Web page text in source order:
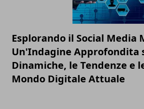
Esplorando il Social Media
Un'Indagine Approfondita
Dinamiche, le Tendenze e
Mondo Digitale Attuale